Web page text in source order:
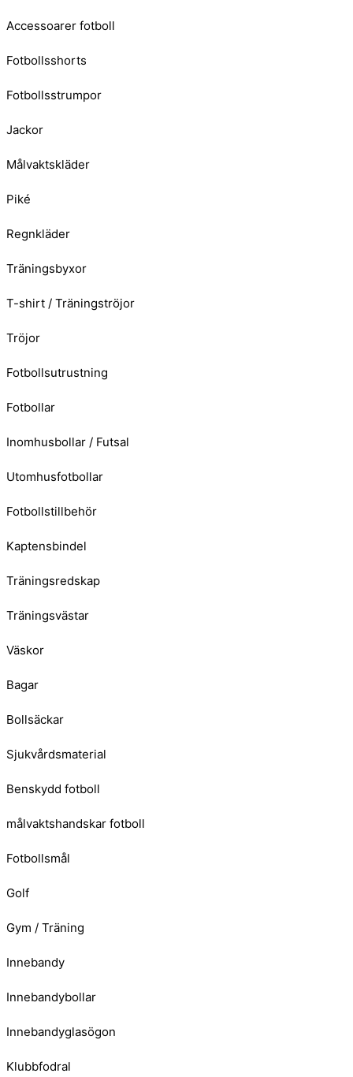
Accessoarer fotboll
Fotbollsshorts
Fotbollsstrumpor
Jackor
Målvaktskläder
Piké
Regnkläder
Träningsbyxor
T-shirt / Träningströjor
Tröjor
Fotbollsutrustning
Fotbollar
Inomhusbollar / Futsal
Utomhusfotbollar
Fotbollstillbehör
Kaptensbindel
Träningsredskap
Träningsvästar
Väskor
Bagar
Bollsäckar
Sjukvårdsmaterial
Benskydd fotboll
målvaktshandskar fotboll
Fotbollsmål
Golf
Gym / Träning
Innebandy
Innebandybollar
Innebandyglasögon
Klubbfodral